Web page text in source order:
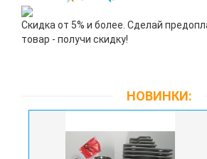
Скидка от 5% и более. Сделай
товар - получи скидку!
НОВИНКИ: